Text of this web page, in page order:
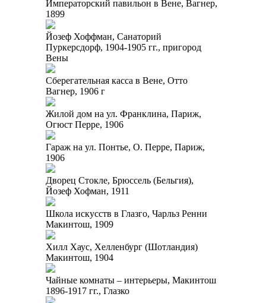
Императорский павильон в Вене, Вагнер,
1899
Йозеф Хоффман, Санаторий
Пуркерсдорф, 1904-1905 гг., пригород
Вены
Сберегательная касса в Вене, Отто
Вагнер, 1906 г
Жилой дом на ул. Франклина, Париж,
Огюст Перре, 1906
Гараж на ул. Понтье, О. Перре, Париж,
1906
Дворец Стокле, Брюссель (Бельгия),
Йозеф Хофман, 1911
Школа искусств в Глазго, Чарльз Ренни
Макинтош, 1909
Хилл Хаус, Хелленбург (Шотландия)
Макинтош, 1904
Чайные комнаты – интерьеры, Макинтош
1896-1917 гг., Глазко